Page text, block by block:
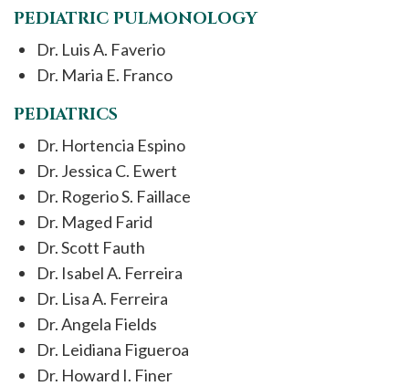
PEDIATRIC PULMONOLOGY
Dr. Luis A. Faverio
Dr. Maria E. Franco
PEDIATRICS
Dr. Hortencia Espino
Dr. Jessica C. Ewert
Dr. Rogerio S. Faillace
Dr. Maged Farid
Dr. Scott Fauth
Dr. Isabel A. Ferreira
Dr. Lisa A. Ferreira
Dr. Angela Fields
Dr. Leidiana Figueroa
Dr. Howard I. Finer